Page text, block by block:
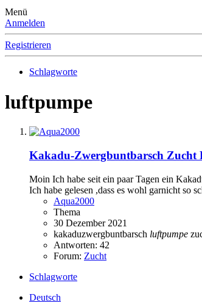
Menü
Anmelden
Registrieren
Schlagworte
luftpumpe
Kakadu-Zwergbuntbarsch Zucht
Moin Ich habe seit ein paar Tagen ein
Ich habe gelesen ,dass es wohl garnicht so
Aqua2000
Thema
30 Dezember 2021
kakaduzwergbuntbarsch luftpumpe
Antworten: 42
Forum: Zucht
Schlagworte
Deutsch